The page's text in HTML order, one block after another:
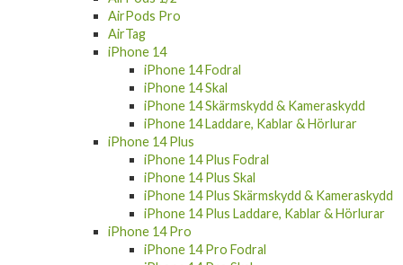
AirPods Pro
AirTag
iPhone 14
iPhone 14 Fodral
iPhone 14 Skal
iPhone 14 Skärmskydd & Kameraskydd
iPhone 14 Laddare, Kablar & Hörlurar
iPhone 14 Plus
iPhone 14 Plus Fodral
iPhone 14 Plus Skal
iPhone 14 Plus Skärmskydd & Kameraskydd
iPhone 14 Plus Laddare, Kablar & Hörlurar
iPhone 14 Pro
iPhone 14 Pro Fodral